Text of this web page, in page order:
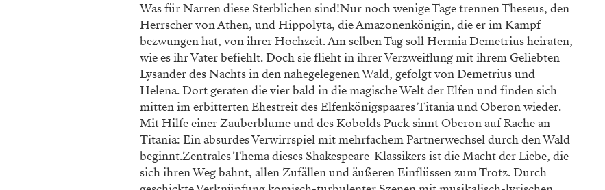
Was für Narren diese Sterblichen sind!Nur noch wenige Tage trennen Theseus, den
Herrscher von Athen, und Hippolyta, die Amazonenkönigin, die er im Kampf
bezwungen hat, von ihrer Hochzeit. Am selben Tag soll Hermia Demetrius heiraten,
wie es ihr Vater befiehlt. Doch sie flieht in ihrer Verzweiflung mit ihrem Geliebten
Lysander des Nachts in den nahegelegenen Wald, gefolgt von Demetrius und
Helena. Dort geraten die vier bald in die magische Welt der Elfen und finden sich
mitten im erbitterten Ehestreit des Elfenkönigspaares Titania und Oberon wieder.
Mit Hilfe einer Zauberblume und des Kobolds Puck sinnt Oberon auf Rache an
Titania: Ein absurdes Verwirrspiel mit mehrfachem Partnerwechsel durch den Wald
beginnt.Zentrales Thema dieses Shakespeare-Klassikers ist die Macht der Liebe, die
sich ihren Weg bahnt, allen Zufällen und äußeren Einflüssen zum Trotz. Durch